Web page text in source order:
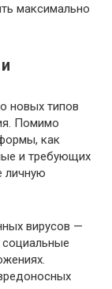
максимально
новых типов
Помимо
как
и требующих
личную
вирусов —
социальные